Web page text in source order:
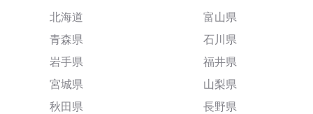
北海道
青森県
岩手県
宮城県
秋田県
富山県
石川県
福井県
山梨県
長野県